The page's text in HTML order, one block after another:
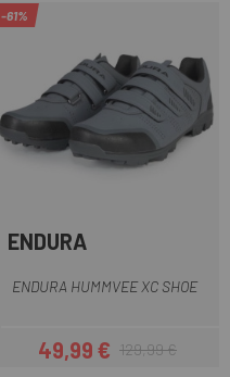
-61%
ENDURA
ENDURA HUMMVEE XC SHOE
Preu
49,99 €Preu regular
129,99 €